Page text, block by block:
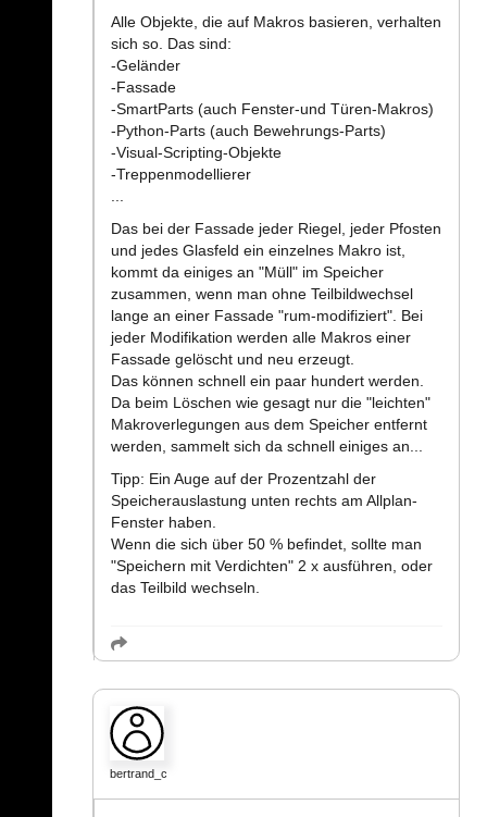
Alle Objekte, die auf Makros basieren, verhalten
sich so. Das sind:
-Geländer
-Fassade
-SmartParts (auch Fenster-und Türen-Makros)
-Python-Parts (auch Bewehrungs-Parts)
-Visual-Scripting-Objekte
-Treppenmodellierer
...
Das bei der Fassade jeder Riegel, jeder Pfosten
und jedes Glasfeld ein einzelnes Makro ist,
kommt da einiges an "Müll" im Speicher
zusammen, wenn man ohne Teilbildwechsel
lange an einer Fassade "rum-modifiziert". Bei
jeder Modifikation werden alle Makros einer
Fassade gelöscht und neu erzeugt.
Das können schnell ein paar hundert werden.
Da beim Löschen wie gesagt nur die "leichten"
Makroverlegungen aus dem Speicher entfernt
werden, sammelt sich da schnell einiges an...
Tipp: Ein Auge auf der Prozentzahl der
Speicherauslastung unten rechts am Allplan-
Fenster haben.
Wenn die sich über 50 % befindet, sollte man
"Speichern mit Verdichten" 2 x ausführen, oder
das Teilbild wechseln.
bertrand_c